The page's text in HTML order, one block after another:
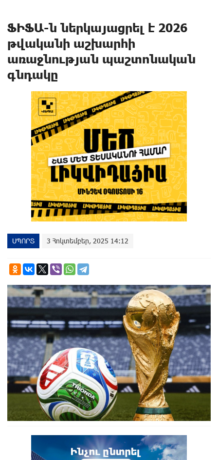
ՖԻՖԱ-ն ներկայացրել է 2026
թվականի աշխարհի
առաջնության պաշտոնական
գնդակը
ՍՊՈՐՏ 3 Հոկտեմբեր, 2025 14:12